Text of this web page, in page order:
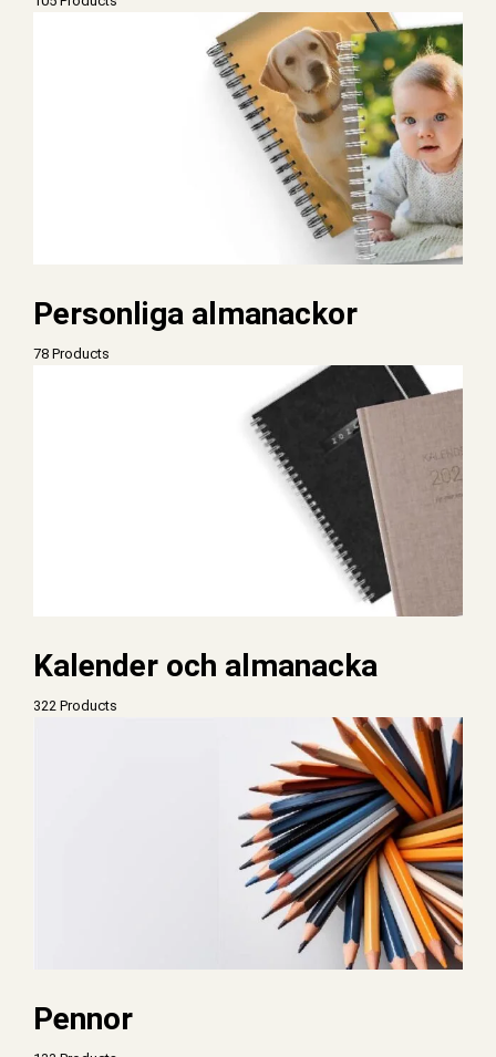
Personliga almanackor
78 Products
Kalender och almanacka
322 Products
Pennor